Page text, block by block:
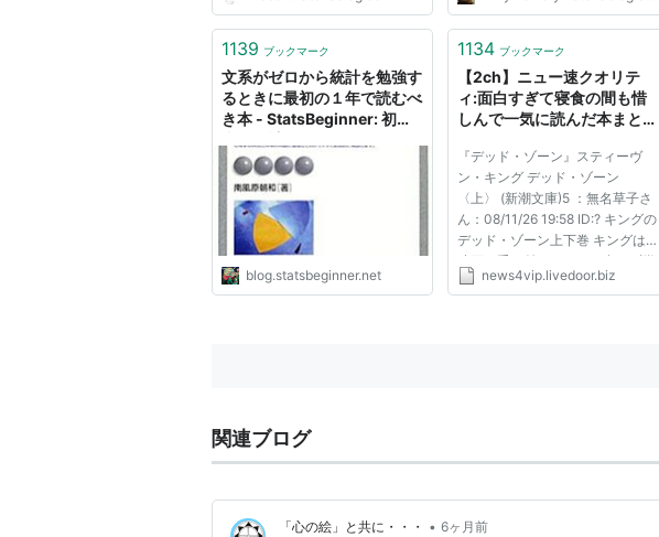
1139 ブックマーク
文系がゼロから統計を勉強す
るときに最初の１年で読むべ
き本 - StatsBeginner: 初学
blog.statsbeginner.net
1134 ブックマーク
【2ch】ニュー速クオリテ
ィ:面白すぎて寝食の間も惜
しんで一気に読んだ本まと
『デッド・ゾーン』スティーヴ
ン・キング デッド・ゾーン
〈上〉 (新潮文庫)5 ：無名草子さ
ん：08/11/26 19:58 ID:? キングの
デッド・ゾーン上下巻 キングは
映画が受け付けないから食わず嫌
いしてたけど これは何気なく読
news4vip.livedoor.biz
関連ブログ
「心の絵」と共に・・・ • 6ヶ月前